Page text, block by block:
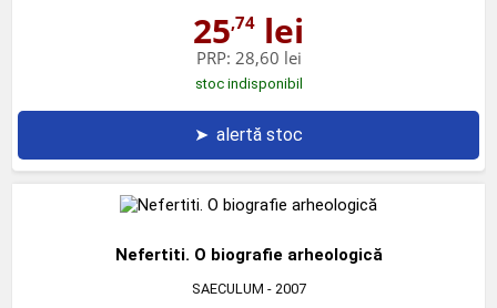
25,74 lei
PRP: 28,60 lei
stoc indisponibil
➤ alertă stoc
Nefertiti. O biografie arheologică
SAECULUM - 2007